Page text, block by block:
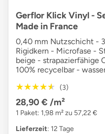
Gerflor Klick Vinyl -
Made in France
0,40 mm Nutzschicht -
Rigidkern - Microfase -
beige - strapazierfähige
100% recycelbar -
★★★★★
★★★★★ (3)
28,90 € /m²
1 Paket: 1,98 m² zu 57,22 €
Lieferzeit: 12 Tage